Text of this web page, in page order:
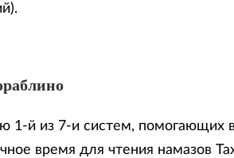
1-й из 7-и систем, помогающих
время для чтения намазов